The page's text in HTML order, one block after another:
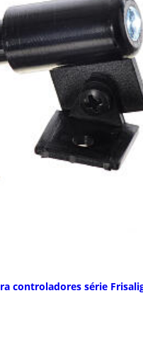
controladores série